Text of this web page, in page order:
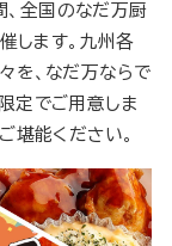
、全国のなだ万厨
します。九州各
を、なだ万ならで
定でご用意しま
堪能ください。